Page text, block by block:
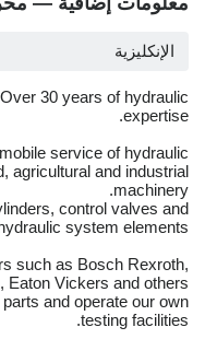
الإنكليزية
30 years of hydraulic
expertise.
service of hydraulic
agricultural and industrial
machinery.
control valves and
system elements.
such as Bosch Rexroth,
Vickers and others.
and operate our own
testing facilities.